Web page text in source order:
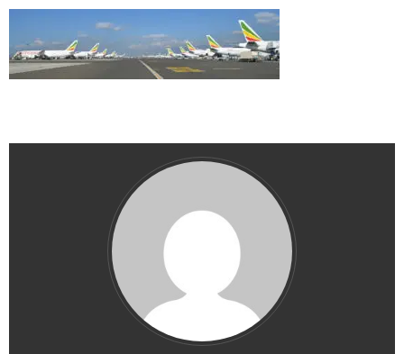
nuevos destinos
Tour de Francia 2019: mucha montaña, homenaje a
Eddy Merckx y la ausencia de Chris Froome
Bulgaria y Turquía compiten por albergar la nueva
planta industrial de Volkswagen
Aeroflot traslada sus vuelos internacionales a la
nueva terminal C1 de Sheremetyevo